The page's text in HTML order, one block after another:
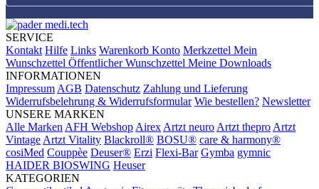
SERVICE
Kontakt Hilfe Links Warenkorb Konto Merkzettel Mein
Wunschzettel Öffentlicher Wunschzettel Meine Downloads
INFORMATIONEN
Impressum AGB Datenschutz Zahlung und Lieferung
Widerrufsbelehrung & Widerrufsformular Wie bestellen? Newsletter
UNSERE MARKEN
Alle Marken AFH Webshop Airex Artzt neuro Artzt thepro Artzt
Vintage Artzt Vitality Blackroll® BOSU® care & harmony®
cosiMed Couppèe Deuser® Erzi Flexi-Bar Gymba gymnic
HAIDER BIOSWING Heuser
KATEGORIEN